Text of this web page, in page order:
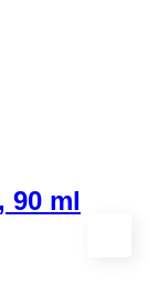
90 ml